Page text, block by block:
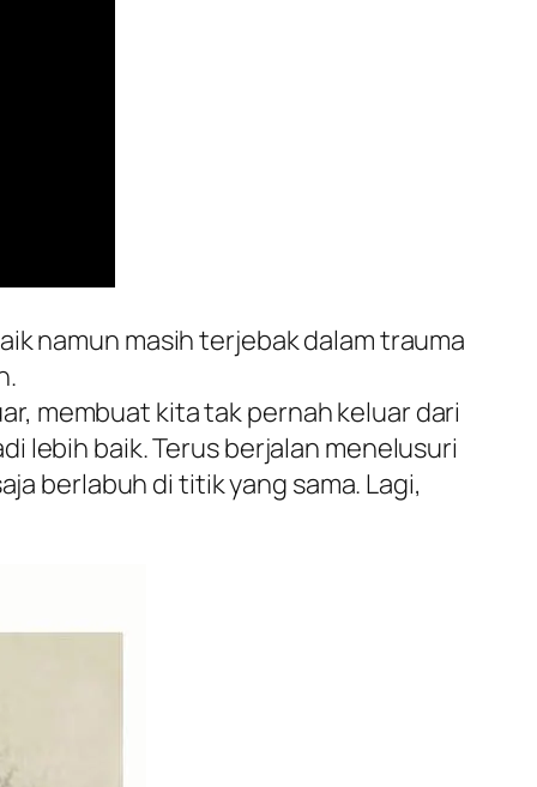
namun masih terjebak dalam trauma
membuat kita tak pernah keluar dari
lebih baik. Terus berjalan menelusuri
berlabuh di titik yang sama. Lagi,